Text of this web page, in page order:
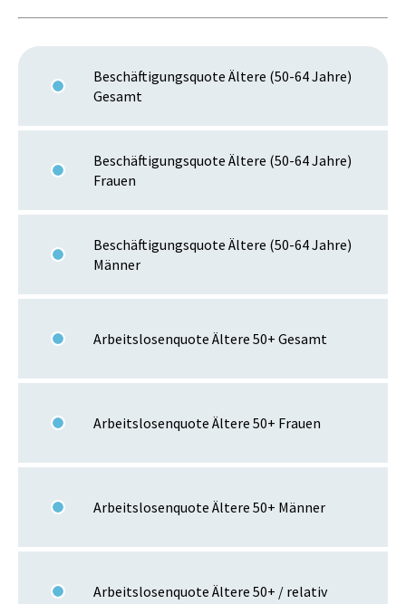
Beschäftigungsquote Ältere (50-64 Jahre)
Gesamt
Beschäftigungsquote Ältere (50-64 Jahre)
Frauen
Beschäftigungsquote Ältere (50-64 Jahre)
Männer
Arbeitslosenquote Ältere 50+ Gesamt
Arbeitslosenquote Ältere 50+ Frauen
Arbeitslosenquote Ältere 50+ Männer
Arbeitslosenquote Ältere 50+ / relativ